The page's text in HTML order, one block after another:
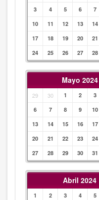
3
4 5 6 7
10
11 12 13 14
17
18 19 20 21
24
25 26 27 28
Mayo 2024
29 30 1 2 3
6
7 8 9 10
13
14 15 16 17
20
21 22 23 24
27
28 29 30 31
Abril 2024
1 2 3 4 5